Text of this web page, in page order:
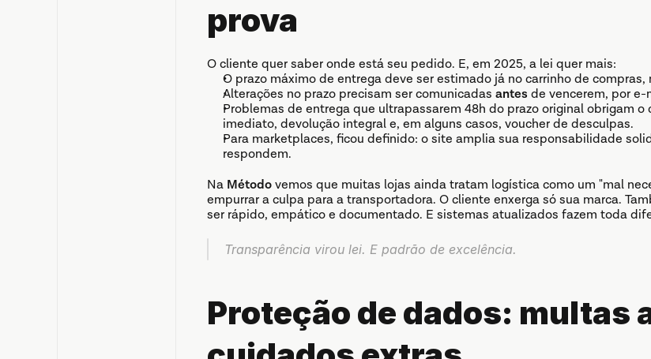
prova
O cliente quer saber onde está seu pedido. E, em 2025, a lei quer mais:
O prazo máximo de entrega deve ser estimado já no carrinho de compras,
Alterações no prazo precisam ser comunicadas antes de vencerem, por e-
Problemas de entrega que ultrapassarem 48h do prazo original obrigam
imediato, devolução integral e, em alguns casos, voucher de desculpas.
Para marketplaces, ficou definido: o site amplia sua responsabilidade
respondem.
Na Método vemos que muitas lojas ainda tratam logística como um "mal
empurrar a culpa para a transportadora. O cliente enxerga só sua marca.
ser rápido, empático e documentado. E sistemas atualizados fazem toda
Transparência virou lei. E padrão de excelência.
Proteção de dados: multas